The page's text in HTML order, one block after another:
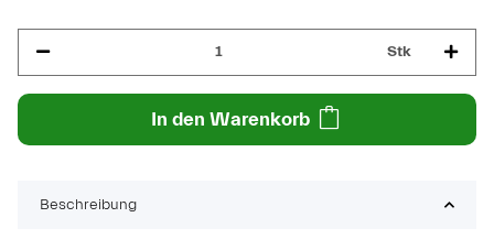
Stk
In den Warenkorb
Beschreibung